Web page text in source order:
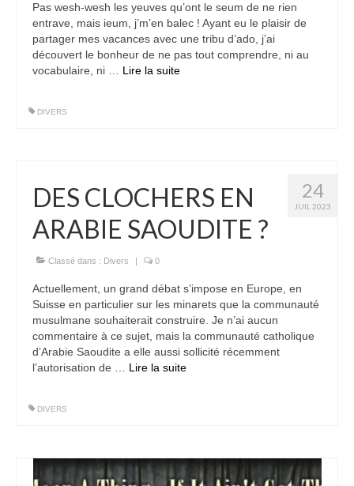
Pas wesh-wesh les yeuves qu’ont le seum de ne rien
entrave, mais ieum, j’m’en balec ! Ayant eu le plaisir de
partager mes vacances avec une tribu d’ado, j’ai
découvert le bonheur de ne pas tout comprendre, ni au
vocabulaire, ni … Lire la suite­­
DIVERS
24
JUIL 2023
DES CLOCHERS EN
ARABIE SAOUDITE ?
Classé dans : Divers | 0
Actuellement, un grand débat s’impose en Europe, en
Suisse en particulier sur les minarets que la communauté
musulmane souhaiterait construire. Je n’ai aucun
commentaire à ce sujet, mais la communauté catholique
d’Arabie Saoudite a elle aussi sollicité récemment
l’autorisation de … Lire la suite­­
DIVERS